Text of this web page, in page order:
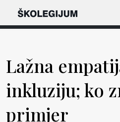
Lažna
inkluziju; ko
primjer